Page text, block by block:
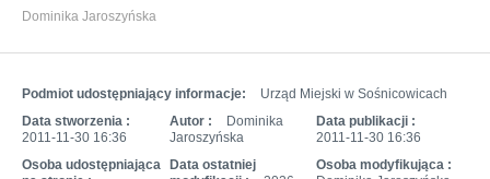
Dominika Jaroszyńska
Podmiot udostępniający informacje:
Urząd Miejski w Sośnicowicach
Data stworzenia :
2011-11-30 16:36
Autor :
Dominika
Jaroszyńska
Data publikacji :
2011-11-30 16:36
Osoba udostępniająca
Data ostatniej
Osoba modyfikująca :